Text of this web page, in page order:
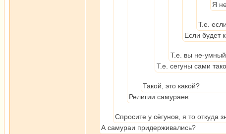
Я
Т.е.
Если будет
Т.е. вы не-
Т.е. сегуны сами
Такой, это какой?
Религии самураев.
Спросите у сёгунов, я то откуда
А самураи придерживались?